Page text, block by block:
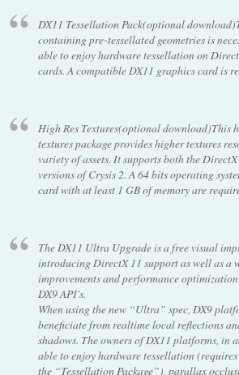
DX11 Tessellation Pack(optional
containing pre-tessellated geometries is
able to enjoy hardware tessellation on
cards. A compatible DX11 graphics card is
High Res Textures(optional download)This
textures package provides higher textures
variety of assets. It supports both the
versions of Crysis 2. A 64 bits operating
card with at least 1 GB of memory are
The DX11 Ultra Upgrade is a free visual
introducing DirectX 11 support as well as a
improvements and performance
DX9 API's.
When using the new “Ultra” spec, DX9
beneficiate from realtime local reflections
shadows. The owners of DX11 platforms, in
able to enjoy hardware tessellation
the “Tessellation Package”), parallax